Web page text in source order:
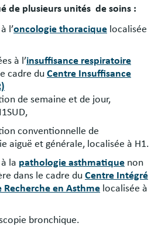
de plusieurs unités de soins :
l’oncologie thoracique localisée
à l’insuffisance respiratoire
cadre du Centre Insuffisance
de semaine et de jour,
conventionnelle de
aiguë et générale, localisée à H1.
la pathologie asthmatique non
dans le cadre du Centre Intégré
Recherche en Asthme localisée à
bronchique.